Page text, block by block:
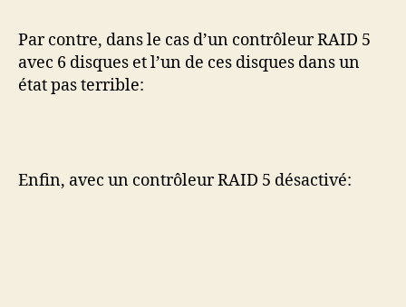
Par contre, dans le cas d’un contrôleur RAID 5
avec 6 disques et l’un de ces disques dans un
état pas terrible:
Enfin, avec un contrôleur RAID 5 désactivé: